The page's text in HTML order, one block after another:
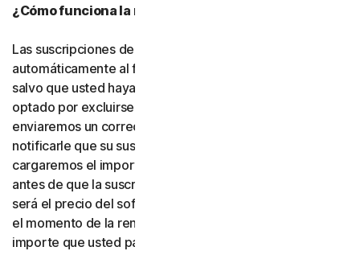
¿Cómo funciona la renovación automática?
Las suscripciones de pago se renovarán
automáticamente al finalizar su período de vigencia,
salvo que usted haya decidido no inscribirse o haya
optado por excluirse de la renovación automática. Le
enviaremos un correo electrónico con antelación para
notificarle que su suscripción está próxima a renovarse y
cargaremos el importe a su tipo de pago hasta 35 días
antes de que la suscripción finalice. El importe cargado
será el precio del software o de los servicios vigente en
el momento de la renovación, que puede ser distinto del
importe que usted pagó originalmente. Es su